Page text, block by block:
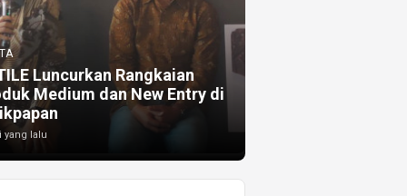
Luncurkan Rangkaian
Medium dan New Entry di
yang lalu